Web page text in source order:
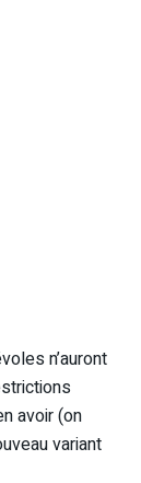
n’auront
avoir (on
variant